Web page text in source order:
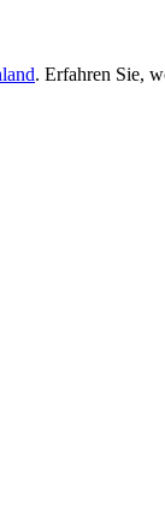
. Erfahren Sie,